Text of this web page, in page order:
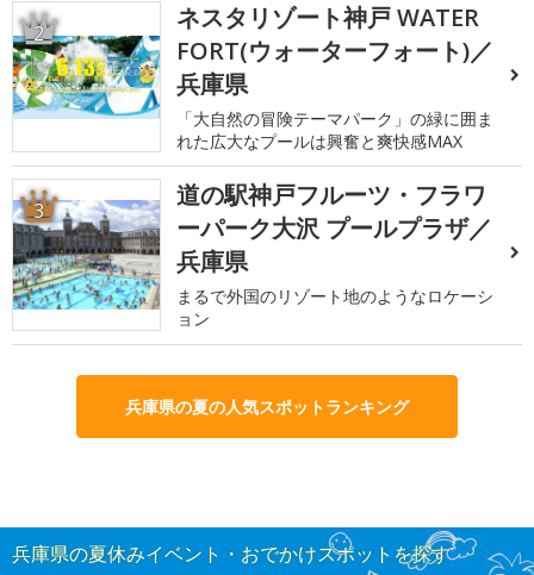
2
ネスタリゾート神戸 WATER
FORT(ウォーターフォート)／
兵庫県
「大自然の冒険テーマパーク」の緑に囲ま
れた広大なプールは興奮と爽快感MAX
3
道の駅神戸フルーツ・フラワ
ーパーク大沢 プールプラザ／
兵庫県
まるで外国のリゾート地のようなロケーシ
ョン
兵庫県の夏の人気スポットランキング
兵庫県の夏休みイベント・おでかけスポットを探す